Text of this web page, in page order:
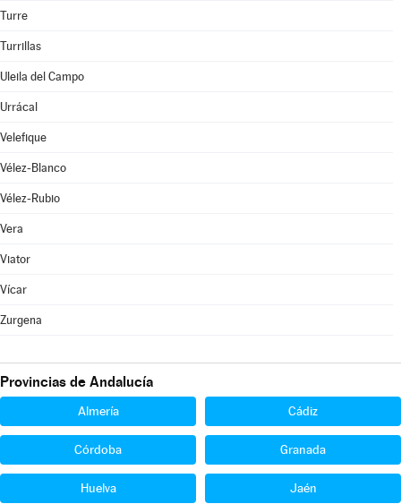
Turre
Turrillas
Uleila del Campo
Urrácal
Velefique
Vélez-Blanco
Vélez-Rubio
Vera
Viator
Vícar
Zurgena
Provincias de Andalucía
Almería Cádiz
Córdoba Granada
Huelva Jaén